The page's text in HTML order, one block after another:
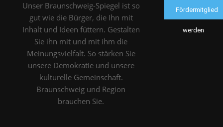
Unser Braunschweig-Spiegel ist so
gut wie die Bürger, die Ihn mit
Inhalt und Ideen füttern. Gestalten
Sie ihn mit und mit ihm die
Meinungsvielfalt. So stärken Sie
unsere Demokratie und unsere
kulturelle Gemeinschaft.
Braunschweig und Region
brauchen Sie.
Fördermitglied
werden